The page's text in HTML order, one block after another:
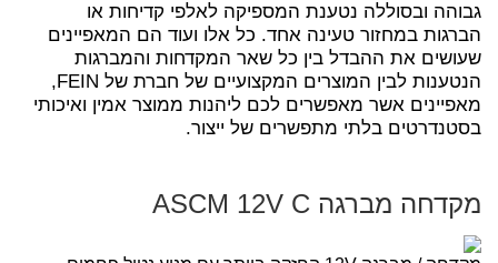
גבוהה ובסוללה נטענת המספיקה לאלפי קדיחות או
הברגות במחזור טעינה אחד. כל אלו ועוד הם המאפיינים
שעושים את ההבדל בין כל שאר המקדחות והמברגות
הנטענות לבין המוצרים המקצועיים של חברת של FEIN,
מאפיינים אשר מאפשרים לכם ליהנות ממוצר אמין ואיכותי
בסטנדרטים בלתי מתפשרים של ייצור.
מקדחה מברגה ASCM 12V C